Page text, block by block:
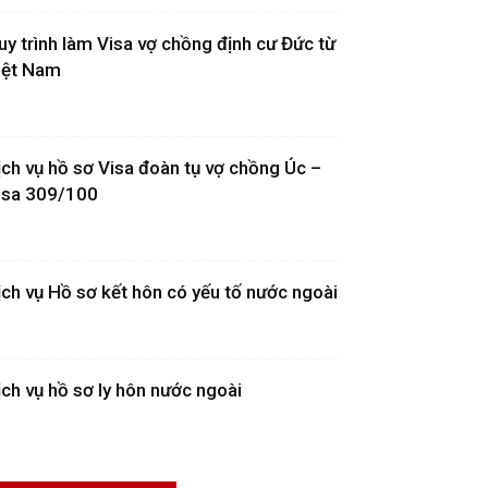
trình làm Visa vợ chồng định cư Đức từ
Nam
vụ hồ sơ Visa đoàn tụ vợ chồng Úc –
309/100
vụ Hồ sơ kết hôn có yếu tố nước ngoài
vụ hồ sơ ly hôn nước ngoài